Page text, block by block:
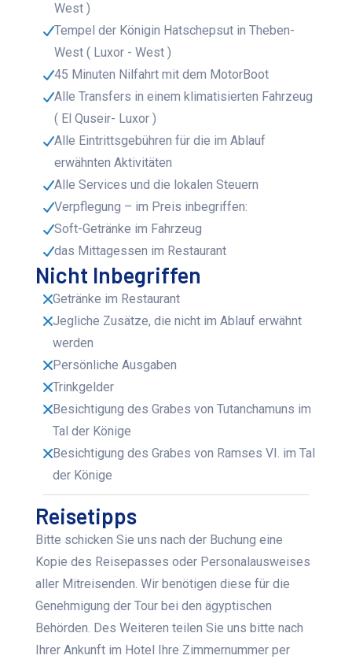
West )
Tempel der Königin Hatschepsut in Theben-
West ( Luxor - West )
45 Minuten Nilfahrt mit dem MotorBoot
Alle Transfers in einem klimatisierten Fahrzeug
( El Quseir- Luxor )
Alle Eintrittsgebühren für die im Ablauf
erwähnten Aktivitäten
Alle Services und die lokalen Steuern
Verpflegung – im Preis inbegriffen:
Soft-Getränke im Fahrzeug
das Mittagessen im Restaurant
Nicht Inbegriffen
Getränke im Restaurant
Jegliche Zusätze, die nicht im Ablauf erwähnt
werden
Persönliche Ausgaben
Trinkgelder
Besichtigung des Grabes von Tutanchamuns im
Tal der Könige
Besichtigung des Grabes von Ramses VI. im Tal
der Könige
Reisetipps
Bitte schicken Sie uns nach der Buchung eine
Kopie des Reisepasses oder Personalausweises
aller Mitreisenden. Wir benötigen diese für die
Genehmigung der Tour bei den ägyptischen
Behörden. Des Weiteren teilen Sie uns bitte nach
Ihrer Ankunft im Hotel Ihre Zimmernummer per